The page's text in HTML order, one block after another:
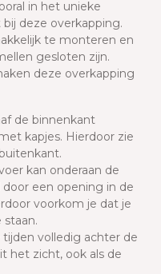
in het unieke
deze overkapping.
te monteren en
gesloten zijn.
deze overkapping
de binnenkant
kapjes. Hierdoor zie
kan onderaan de
een opening in de
voorkom je dat je
volledig achter de
het zicht, ook als de